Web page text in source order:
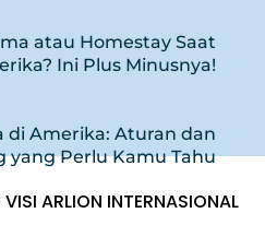
atau Homestay Saat
Ini Plus Minusnya!
di Amerika: Aturan dan
yang Perlu Kamu Tahu
ARLION INTERNASIONAL